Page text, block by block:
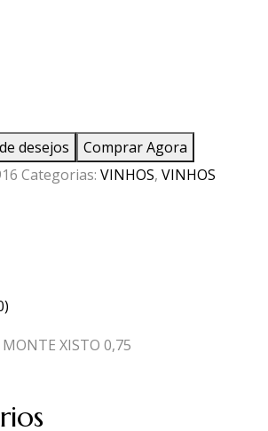
desejos
Comprar Agora
Categorias: VINHOS, VINHOS
XISTO 0,75